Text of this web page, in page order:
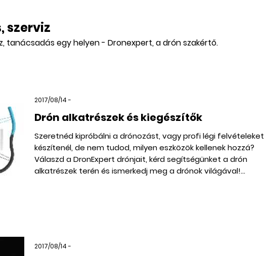
szerviz
tanácsadás egy helyen - Dronexpert, a drón szakértő.
2017/08/14 -
Drón alkatrészek és kiegészítők
Szeretnéd kipróbálni a drónozást, vagy profi légi felvételeket
készítenél, de nem tudod, milyen eszközök kellenek hozzá?
Válaszd a DronExpert drónjait, kérd segítségünket a drón
alkatrészek terén és ismerkedj meg a drónok világával!...
2017/08/14 -